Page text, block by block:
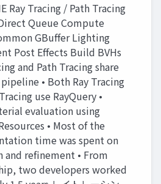
Ray Tracing / Path Tracing
Queue Compute
GBuffer Lighting
Post Effects Build BVHs
and Path Tracing share
• Both Ray Tracing
use RayQuery •
evaluation using
• Most of the
time was spent on
and refinement • From
two developers worked